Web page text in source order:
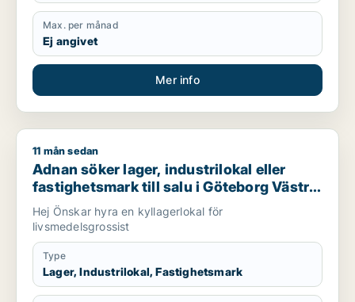
Max. per månad
Ej angivet
Mer info
Adnan söker lager, industrilokal eller fastighetsmark till salu
11 mån sedan
Adnan söker lager, industrilokal eller
fastighetsmark till salu i Göteborg Västra
eller Västra hisingen
Hej Önskar hyra en kyllagerlokal för
livsmedelsgrossist
Type
Lager, Industrilokal, Fastighetsmark